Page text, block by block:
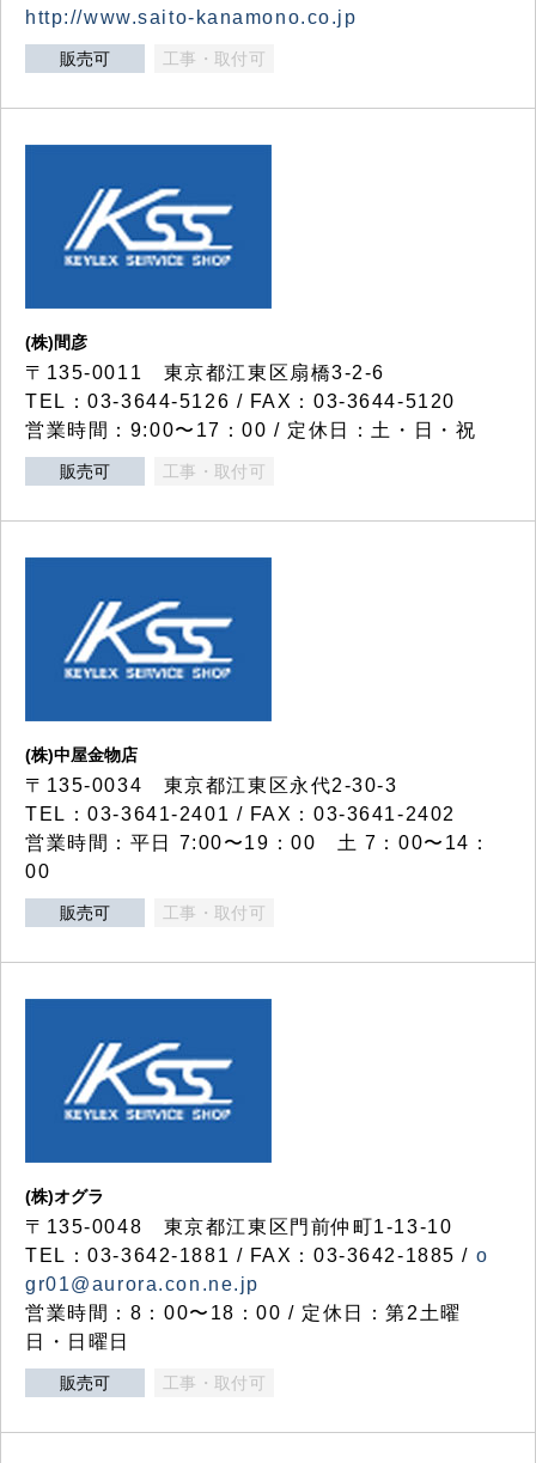
http://www.saito-kanamono.co.jp
販売可 工事・取付可
(株)間彦
〒135-0011 東京都江東区扇橋3-2-6
TEL：03-3644-5126 / FAX：03-3644-5120
営業時間：9:00〜17：00 / 定休日：土・日・祝
販売可 工事・取付可
(株)中屋金物店
〒135-0034 東京都江東区永代2-30-3
TEL：03-3641-2401 / FAX：03-3641-2402
営業時間：平日 7:00〜19：00 土 7：00〜14：
00
販売可 工事・取付可
(株)オグラ
〒135-0048 東京都江東区門前仲町1-13-10
TEL：03-3642-1881 / FAX：03-3642-1885 / o
gr01@aurora.con.ne.jp
営業時間：8：00〜18：00 / 定休日：第2土曜
日・日曜日
販売可 工事・取付可